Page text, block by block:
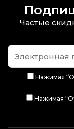
Частые
Нажимая
Нажимая